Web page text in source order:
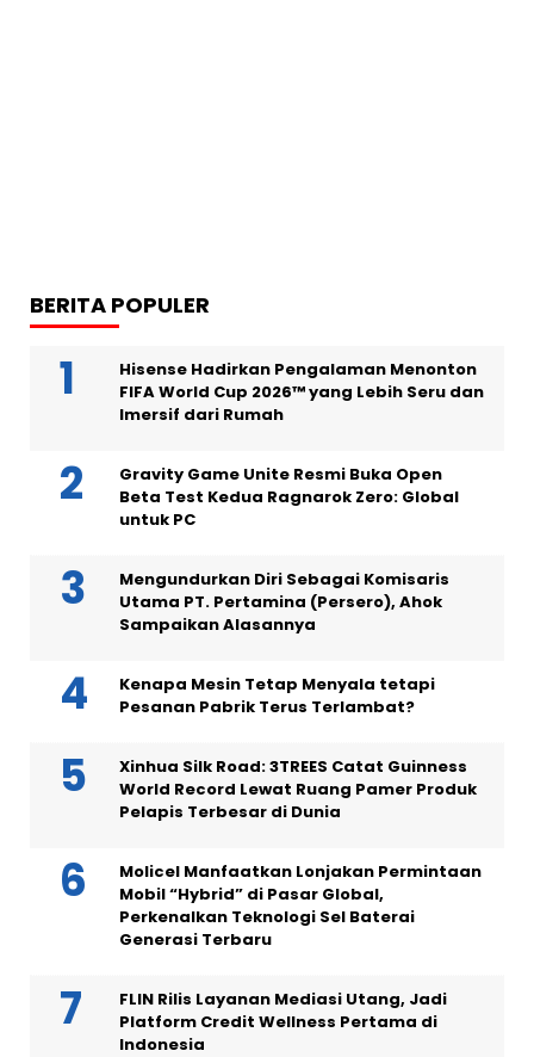
BERITA POPULER
Hisense Hadirkan Pengalaman Menonton
FIFA World Cup 2026™ yang Lebih Seru dan
Imersif dari Rumah
Gravity Game Unite Resmi Buka Open
Beta Test Kedua Ragnarok Zero: Global
untuk PC
Mengundurkan Diri Sebagai Komisaris
Utama PT. Pertamina (Persero), Ahok
Sampaikan Alasannya
Kenapa Mesin Tetap Menyala tetapi
Pesanan Pabrik Terus Terlambat?
Xinhua Silk Road: 3TREES Catat Guinness
World Record Lewat Ruang Pamer Produk
Pelapis Terbesar di Dunia
Molicel Manfaatkan Lonjakan Permintaan
Mobil “Hybrid” di Pasar Global,
Perkenalkan Teknologi Sel Baterai
Generasi Terbaru
FLIN Rilis Layanan Mediasi Utang, Jadi
Platform Credit Wellness Pertama di
Indonesia